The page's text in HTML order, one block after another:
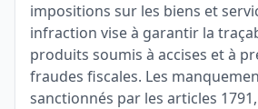
impositions sur les biens et
infraction vise à garantir la
produits soumis à accises et à
fraudes fiscales. Les
sanctionnés par les articles